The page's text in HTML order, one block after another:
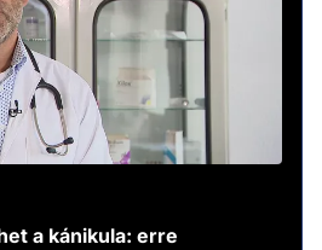
a kánikula: erre